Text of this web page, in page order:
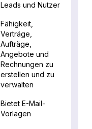
Leads und Nutzer
Fähigkeit,
Verträge,
Aufträge,
Angebote und
Rechnungen zu
erstellen und zu
verwalten
Bietet E-Mail-
Vorlagen